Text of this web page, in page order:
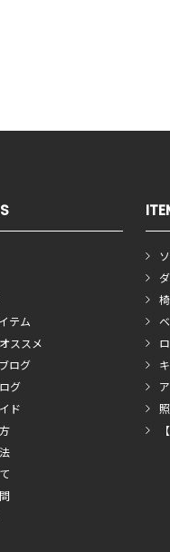
テム
ススメ
ログ
グ
ド